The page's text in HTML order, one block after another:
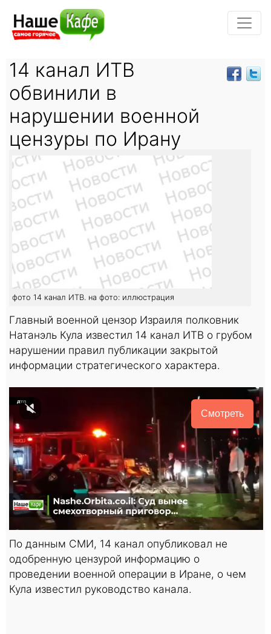
14 канал ИТВ
обвинили в
нарушении военной
цензуры по Ирану
фото 14 канал ИТВ. на фото: иллюстрация
Главный военной цензор Израиля полковник
Натанэль Кула известил 14 канал ИТВ о грубом
нарушении правил публикации закрытой
информации стратегического характера.
Смотреть
По данным СМИ, 14 канал опубликовал не
одобренную цензурой информацию о
проведении военной операции в Иране, о чем
Кула известил руководство канала.